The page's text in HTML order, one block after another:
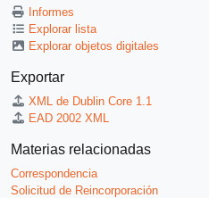
Informes
Explorar lista
Explorar objetos digitales
Exportar
XML de Dublin Core 1.1
EAD 2002 XML
Materias relacionadas
Correspondencia
Solicitud de Reincorporación